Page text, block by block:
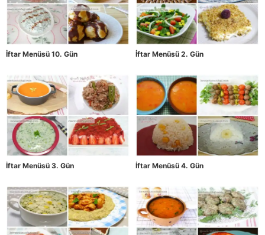
İftar Menüsü 10. Gün İftar Menüsü 2. Gün
İftar Menüsü 3. Gün İftar Menüsü 4. Gün